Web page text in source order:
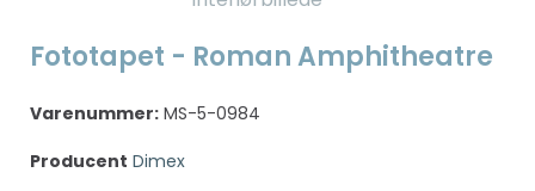
Fototapet - Roman Amphitheatre
Varenummer: MS-5-0984
Producent Dimex